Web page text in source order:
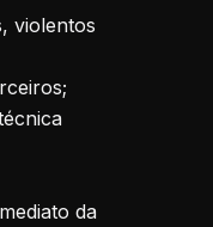
violentos
da